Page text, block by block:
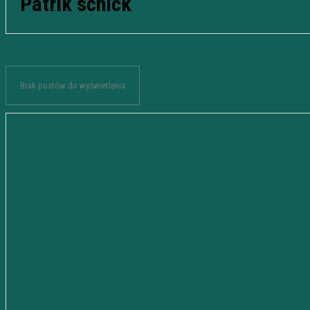
Brak postów do wyświetlenia